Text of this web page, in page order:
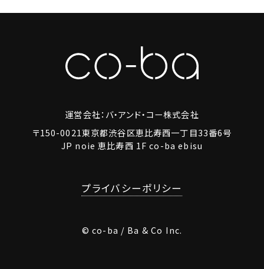
運営会社：バ・アンド・コー株式会社
〒150-0021東京都渋谷区恵比寿西一丁目33番6号
JP noie 恵比寿西 1F co-ba ebisu
プライバシーポリシー
© co-ba / Ba & Co Inc.